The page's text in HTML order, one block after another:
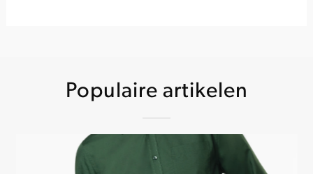
Populaire artikelen